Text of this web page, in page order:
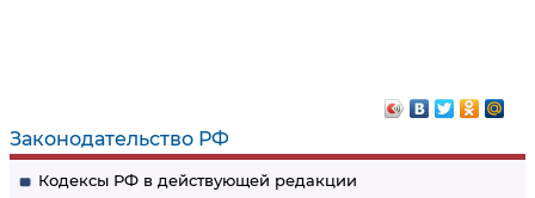
Законодательство РФ
Кодексы РФ в действующей редакции